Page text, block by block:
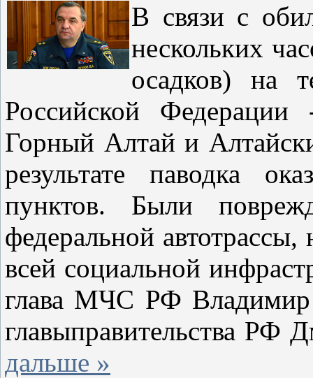
В связи с
нескольких
осадков) на
Российской
Горный Алтай и
результате паводка
пунктов. Были
федеральной
всей социальной
глава МЧС РФ
главыправительства РФ
дальше »